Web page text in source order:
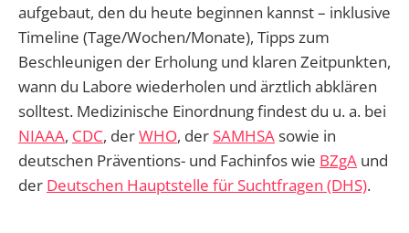
aufgebaut, den du heute beginnen kannst – inklusive
Timeline (Tage/Wochen/Monate), Tipps zum
Beschleunigen der Erholung und klaren Zeitpunkten,
wann du Labore wiederholen und ärztlich abklären
solltest. Medizinische Einordnung findest du u. a. bei
NIAAA, CDC, derWHO, der SAMHSAsowie in
deutschen Präventions- und Fachinfos wie BZgA und
der Deutschen Hauptstelle für Suchtfragen (DHS).